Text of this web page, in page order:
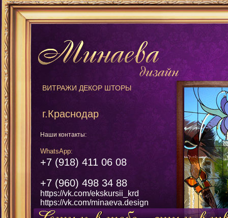
ВИТРАЖИ ДЕКОР ШТОРЫ
г.Краснодар
Наши контакты:
WhatsApp:
+7 (918) 411 06 08
+7 (960) 498 34 88
https://vk.com/ekskursii_krd
https://vk.com/minaeva.design